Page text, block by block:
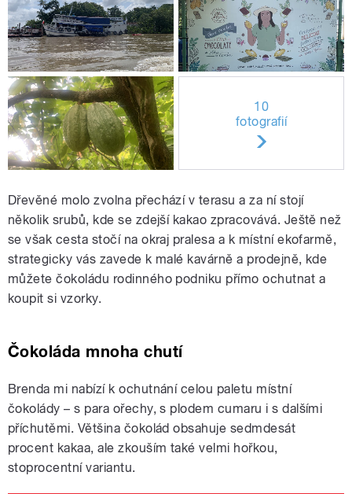
10
fotografií
Dřevěné molo zvolna přechází v terasu a za ní stojí
několik srubů, kde se zdejší kakao zpracovává. Ještě než
se však cesta stočí na okraj pralesa a k místní ekofarmě,
strategicky vás zavede k malé kavárně a prodejně, kde
můžete čokoládu rodinného podniku přímo ochutnat a
koupit si vzorky.
Čokoláda mnoha chutí
Brenda mi nabízí k ochutnání celou paletu místní
čokolády – s para ořechy, s plodem cumaru i s dalšími
příchutěmi. Většina čokolád obsahuje sedmdesát
procent kakaa, ale zkouším také velmi hořkou,
stoprocentní variantu.